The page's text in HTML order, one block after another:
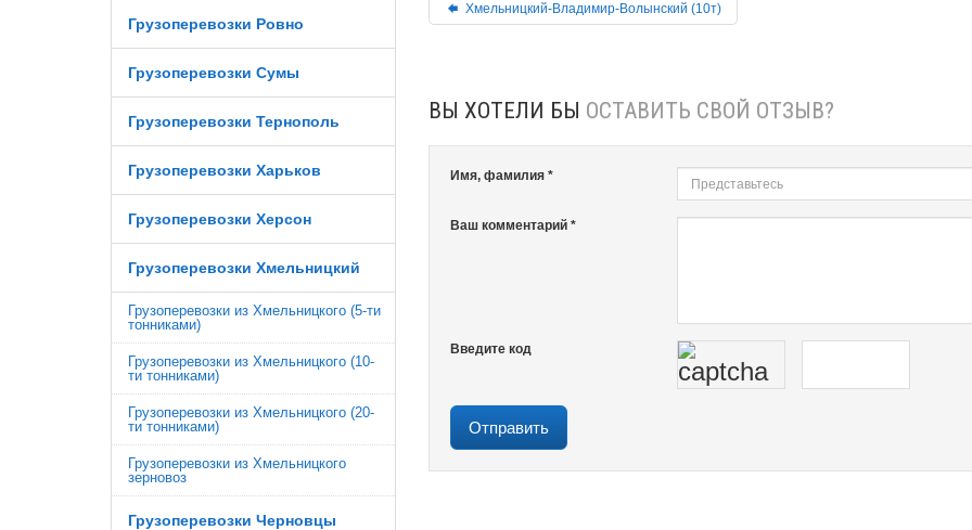
Грузоперевозки Ровно
Грузоперевозки Сумы
Грузоперевозки Тернополь
Грузоперевозки Харьков
Грузоперевозки Херсон
Грузоперевозки Хмельницкий
Грузоперевозки из Хмельницкого (5-ти
тонниками)
Грузоперевозки из Хмельницкого (10-
ти тонниками)
Грузоперевозки из Хмельницкого (20-
ти тонниками)
Грузоперевозки из Хмельницкого
зерновоз
Грузоперевозки Черновцы
Хмельницкий-Владимир-Волынский (10т)
ВЫ ХОТЕЛИ БЫ ОСТАВИТЬ СВОЙ ОТЗЫВ?
Имя, фамилия *
Ваш комментарий *
Введите код